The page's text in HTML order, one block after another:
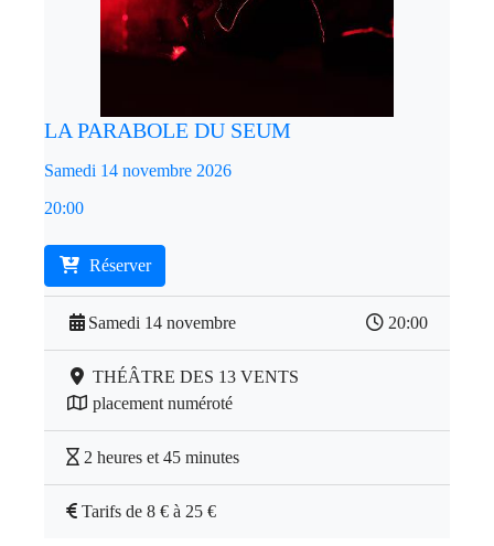
LA PARABOLE DU SEUM
Samedi 14 novembre 2026
20:00
Réserver
Samedi 14 novembre 20:00
THÉÂTRE DES 13 VENTS
placement numéroté
2 heures et 45 minutes
Tarifs de 8 € à 25 €